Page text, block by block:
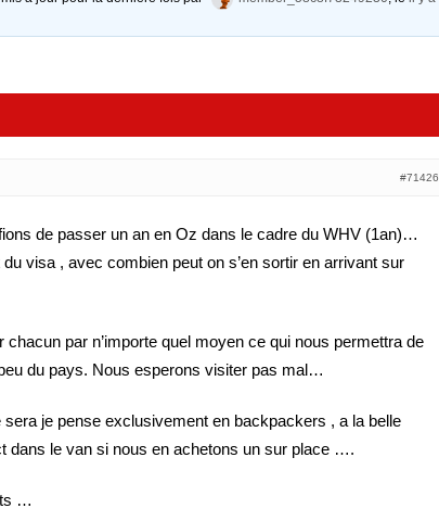
#71426
de passer un an en Oz dans le cadre du WHV (1an)…
du visa , avec combien peut on s’en sortir en arrivant sur
par n’importe quel moyen ce qui nous permettra de
du pays. Nous esperons visiter pas mal…
je pense exclusivement en backpackers , a la belle
dans le van si nous en achetons un sur place ….
…